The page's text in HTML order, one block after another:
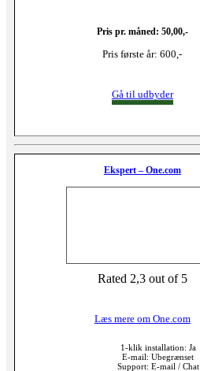
Pris pr. måned: 50,00,-
Pris første år: 600,-
Gå til udbyder
Ekspert – One.com
Rated 2,3 out of 5
Læs mere om One.com
1-klik installation: Ja
E-mail: Ubegrænset
Support: E-mail / Chat